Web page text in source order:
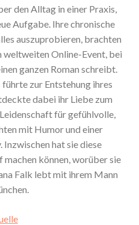
den Alltag in einer Praxis,
Aufgabe. Ihre chronische
auszuprobieren, brachten
weltweiten Online-Event, bei
ganzen Roman schreibt.
zur Entstehung ihres
dabei ihr Liebe zum
für gefühlvolle,
mit Humor und einer
hat sie diese
können, worüber sie
Falk lebt mit ihrem Mann